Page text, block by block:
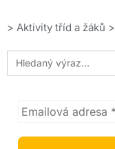
> Aktivity tříd a žáků >
Search
for: